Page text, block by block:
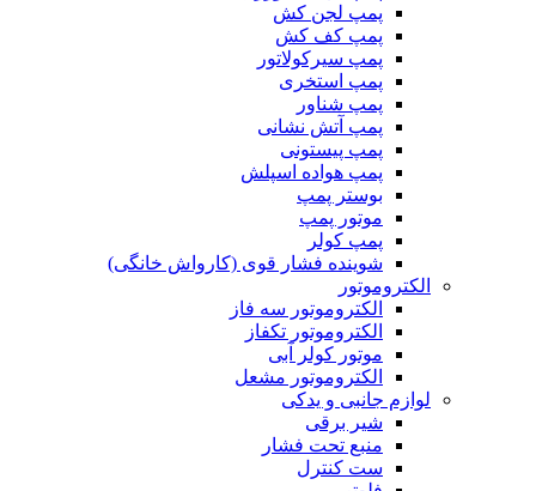
پمپ لجن کش
پمپ کف کش
پمپ سیرکولاتور
پمپ استخری
پمپ شناور
پمپ آتش نشانی
پمپ پیستونی
پمپ هواده اسپلش
بوستر پمپ
موتور پمپ
پمپ کولر
شوینده فشار قوی (کارواش خانگی)
الکتروموتور
الکتروموتور سه فاز
الکتروموتور تکفاز
موتور کولر آبی
الکتروموتور مشعل
لوازم جانبی و یدکی
شیر برقی
منبع تحت فشار
ست کنترل